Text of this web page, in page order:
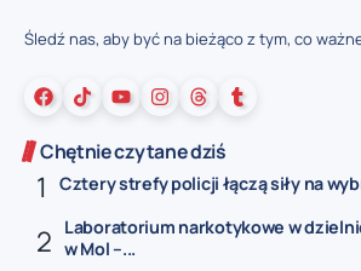
Śledź nas, aby być na bieżąco z tym, co
Chętnie czytane dziś
Cztery strefy policji łączą siły na
Laboratorium narkotykowe w
w Mol –...